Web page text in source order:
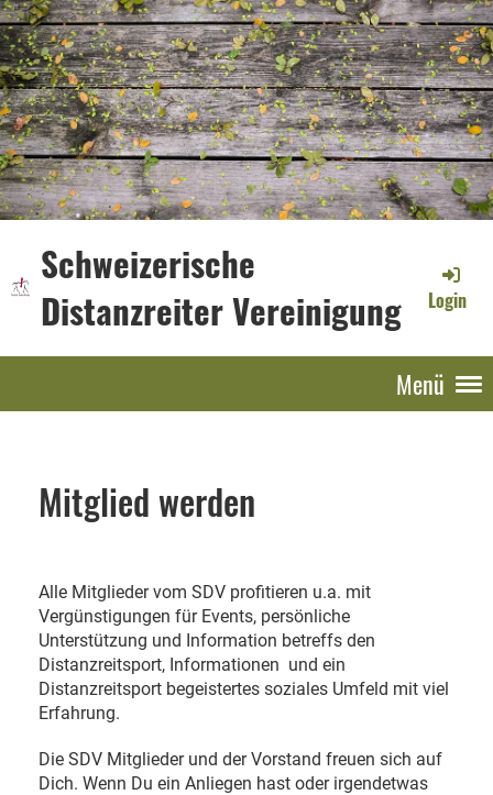
Schweizerische
Distanzreiter Vereinigung
Login
Menü
Mitglied werden
Alle Mitglieder vom SDV profitieren u.a. mit
Vergünstigungen für Events, persönliche
Unterstützung und Information betreffs den
Distanzreitsport, Informationen und ein
Distanzreitsport begeistertes soziales Umfeld mit viel
Erfahrung.
Die SDV Mitglieder und der Vorstand freuen sich auf
Dich. Wenn Du ein Anliegen hast oder irgendetwas